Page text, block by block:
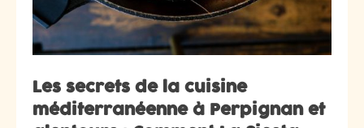
Les secrets de la cuisine
méditerranéenne à Perpignan et